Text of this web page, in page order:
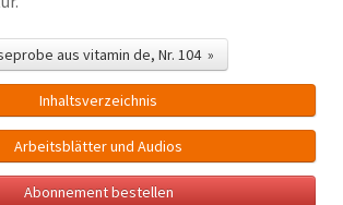
aus vitamin de, Nr. 104 »
Inhalts­verzeichnis
Arbeitsblätter und Audios
Abonnement bestellen